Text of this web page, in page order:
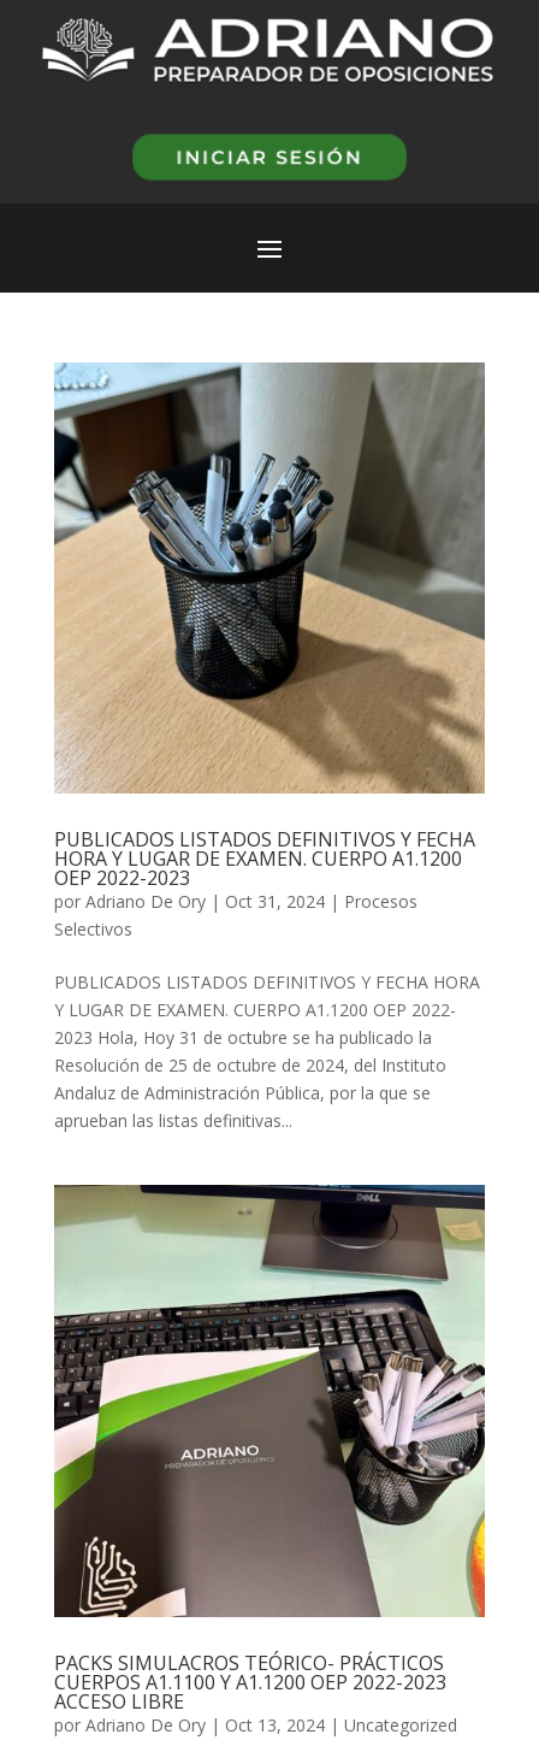
INICIAR SESIÓN
PUBLICADOS LISTADOS DEFINITIVOS Y FECHA
HORA Y LUGAR DE EXAMEN. CUERPO A1.1200
OEP 2022-2023
por Adriano De Ory| Oct 31, 2024| Procesos
Selectivos
PUBLICADOS LISTADOS DEFINITIVOS Y FECHA HORA
Y LUGAR DE EXAMEN. CUERPO A1.1200 OEP 2022-
2023 Hola, Hoy 31 de octubre se ha publicado la
Resolución de 25 de octubre de 2024, del Instituto
Andaluz de Administración Pública, por la que se
aprueban las listas definitivas...
PACKS SIMULACROS TEÓRICO- PRÁCTICOS
CUERPOS A1.1100 Y A1.1200 OEP 2022-2023
ACCESO LIBRE
por Adriano De Ory| Oct 13, 2024| Uncategorized